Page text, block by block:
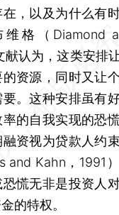
，以及为什么有时
格（Diamond
献认为，这类安排
资源，同时又让
。这种安排虽有
的自我实现的恐
资视为贷款人约
and Kahn，1991
慌无非是投资人
的特权。